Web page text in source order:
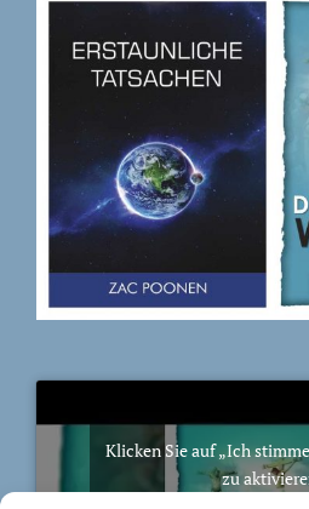
Klicken Sie auf „Ich
zu